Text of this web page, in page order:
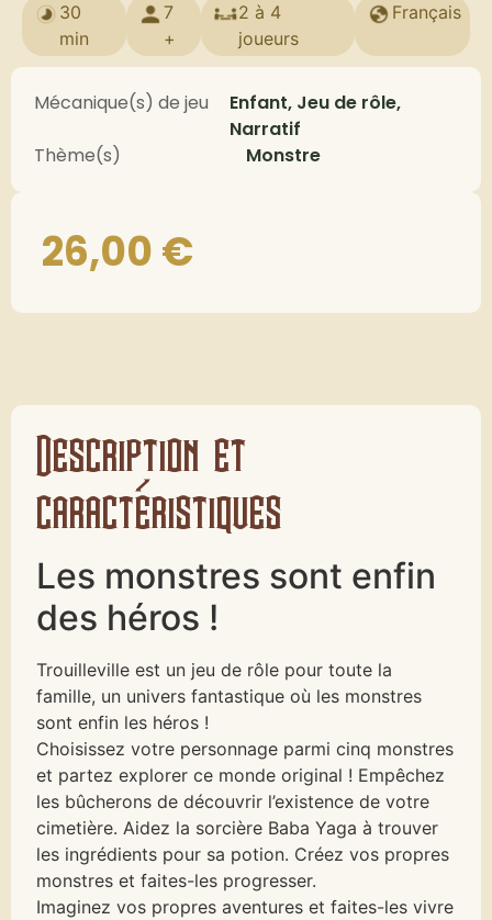
30
min
7
+
2 à 4
joueurs
Français
Mécanique(s) de jeu
Enfant, Jeu de rôle,
Narratif
Thème(s)
Monstre
26,00€
Description et
caractéristiques
Les monstres sont enfin
des héros !
Trouilleville est un jeu de rôle pour toute la
famille, un univers fantastique où les monstres
sont enfin les héros !
Choisissez votre personnage parmi cinq monstres
et partez explorer ce monde original ! Empêchez
les bûcherons de découvrir l’existence de votre
cimetière. Aidez la sorcière Baba Yaga à trouver
les ingrédients pour sa potion. Créez vos propres
monstres et faites-les progresser.
Imaginez vos propres aventures et faites-les vivre